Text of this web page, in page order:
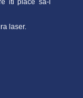
iti place sa-l
laser.